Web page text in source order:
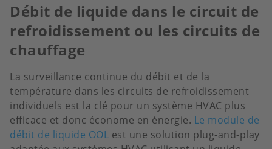
Débit de liquide dans le circuit de
refroidissement ou les circuits de
chauffage
La surveillance continue du débit et de la
température dans les circuits de refroidissement
individuels est la clé pour un système HVAC plus
efficace et donc économe en énergie. Le module de
débit de liquide OOL est une solution plug-and-play